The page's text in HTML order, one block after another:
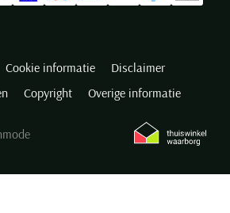
Cookie informatie
Disclaimer
Copyright Overige informatie